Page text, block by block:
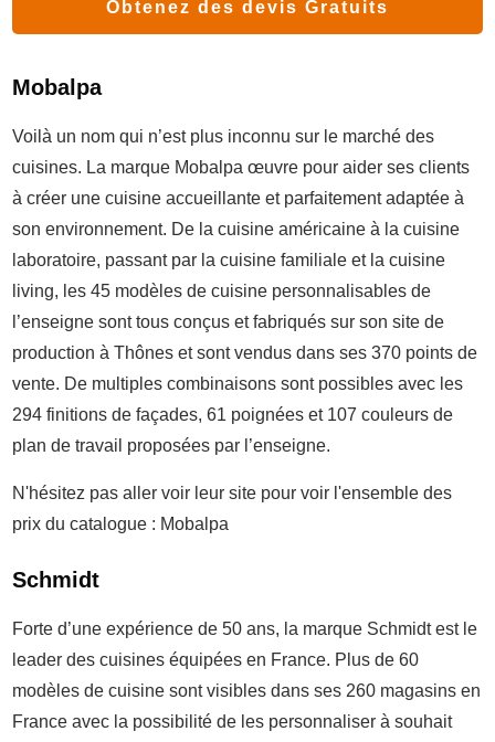
Obtenez des devis Gratuits
Mobalpa
Voilà un nom qui n’est plus inconnu sur le marché des
cuisines. La marque Mobalpa œuvre pour aider ses clients
à créer une cuisine accueillante et parfaitement adaptée à
son environnement. De la cuisine américaine à la cuisine
laboratoire, passant par la cuisine familiale et la cuisine
living, les 45 modèles de cuisine personnalisables de
l’enseigne sont tous conçus et fabriqués sur son site de
production à Thônes et sont vendus dans ses 370 points de
vente. De multiples combinaisons sont possibles avec les
294 finitions de façades, 61 poignées et 107 couleurs de
plan de travail proposées par l’enseigne.
N'hésitez pas aller voir leur site pour voir l'ensemble des
prix du catalogue : Mobalpa
Schmidt
Forte d’une expérience de 50 ans, la marque Schmidt est le
leader des cuisines équipées en France. Plus de 60
modèles de cuisine sont visibles dans ses 260 magasins en
France avec la possibilité de les personnaliser à souhait